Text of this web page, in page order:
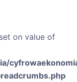
on value of